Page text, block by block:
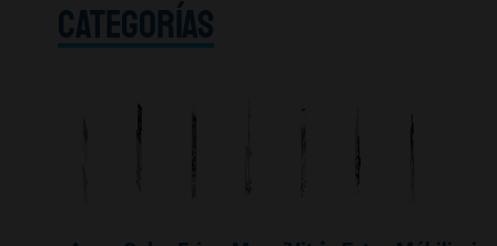
CATEGORÍAS